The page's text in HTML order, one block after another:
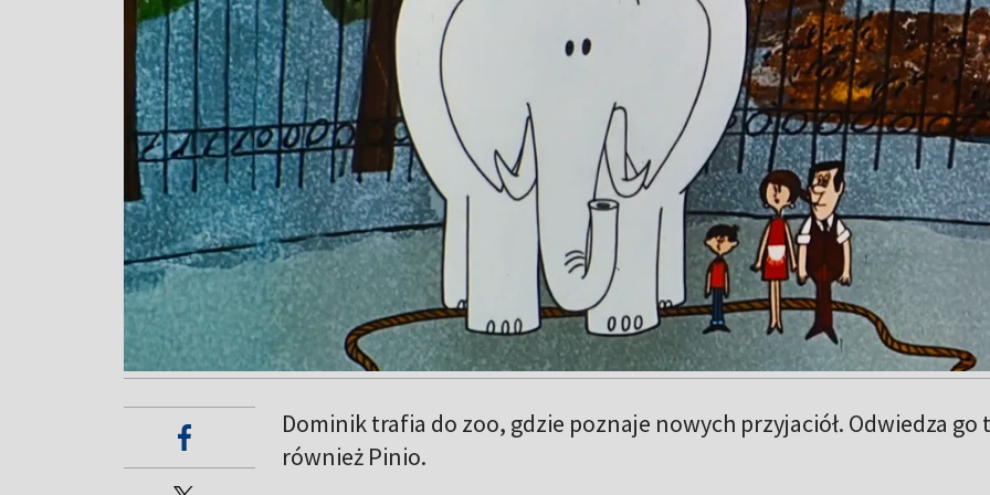
Dominik trafia do zoo, gdzie poznaje nowych przyjaciół. Odwiedza go
również Pinio.